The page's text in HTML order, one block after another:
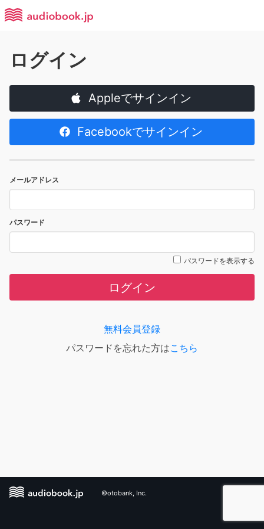
ログイン
Appleでサインイン
Facebookでサインイン
メールアドレス
パスワード
パスワードを表示する
ログイン
無料会員登録
パスワードを忘れた方はこちら
©otobank, Inc.